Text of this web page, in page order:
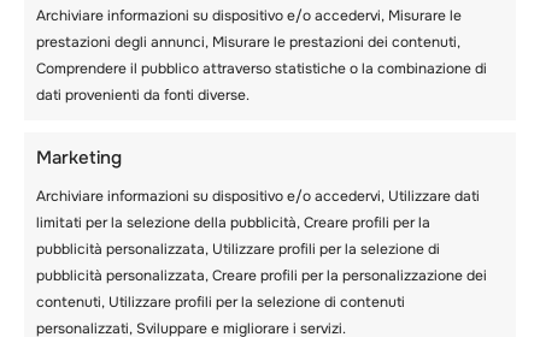
Archiviare informazioni su dispositivo e/o accedervi, Misurare le
prestazioni degli annunci, Misurare le prestazioni dei contenuti,
Comprendere il pubblico attraverso statistiche o la combinazione di
dati provenienti da fonti diverse.
Marketing
Archiviare informazioni su dispositivo e/o accedervi, Utilizzare dati
limitati per la selezione della pubblicità, Creare profili per la
pubblicità personalizzata, Utilizzare profili per la selezione di
pubblicità personalizzata, Creare profili per la personalizzazione dei
contenuti, Utilizzare profili per la selezione di contenuti
personalizzati, Sviluppare e migliorare i servizi.
Con un materassino per dormire che
costituisca una base confortevole e resistente